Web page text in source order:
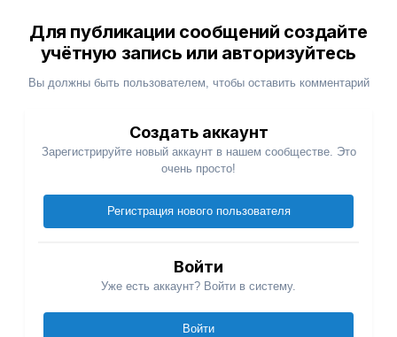
Для публикации сообщений создайте
учётную запись или авторизуйтесь
Вы должны быть пользователем, чтобы оставить комментарий
Создать аккаунт
Зарегистрируйте новый аккаунт в нашем сообществе. Это
очень просто!
Регистрация нового пользователя
Войти
Уже есть аккаунт? Войти в систему.
Войти